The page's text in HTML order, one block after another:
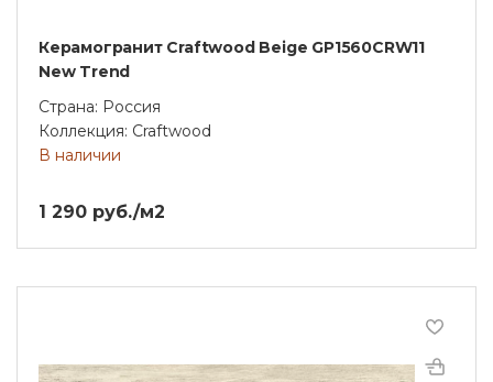
Керамогранит Craftwood Beige GP1560CRW11
New Trend
Страна: Россия
Коллекция: Craftwood
В наличии
1 290 руб./м2